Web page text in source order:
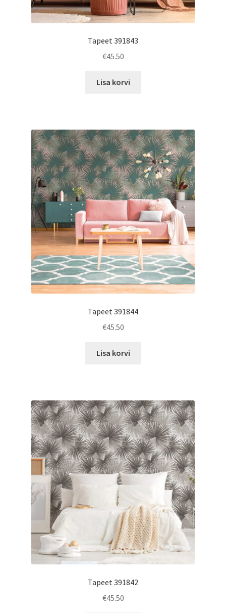
Tapeet 391843
€45.50
Lisa korvi
Tapeet 391844
€45.50
Lisa korvi
Tapeet 391842
€45.50